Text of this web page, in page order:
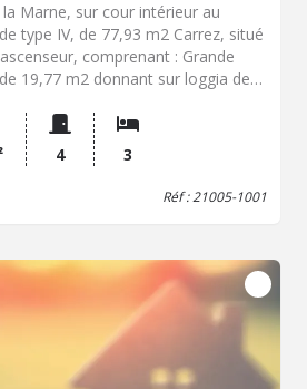
Marne, sur cour intérieur au
type IV, de 77,93 m2 Carrez, situé
comprenant : Grande
19,77 m2 donnant sur loggia de
avec dressing, placard, salle
en sous-sol Prix : 215 000 €
4 3
Réf : 21005-1001